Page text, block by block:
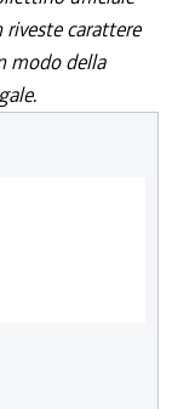
riveste carattere
modo della